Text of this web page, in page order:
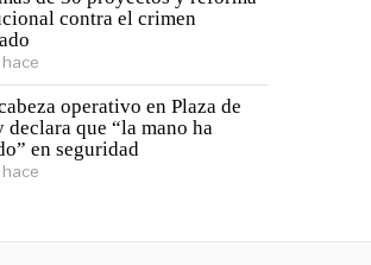
contra el crimen
operativo en Plaza de
declara que “la mano ha
en seguridad